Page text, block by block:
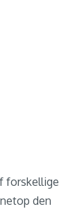
forskellige
den